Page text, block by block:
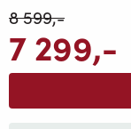
8 599,-
7 299,-